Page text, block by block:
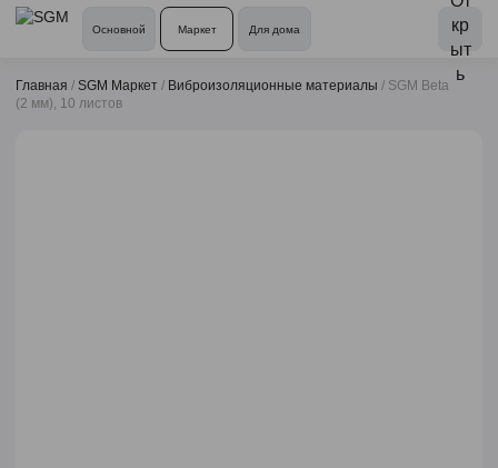
Основной Маркет Для дома
Главная / SGM Маркет / Виброизоляционные материалы / SGM Beta
(2 мм), 10 листов